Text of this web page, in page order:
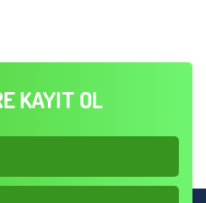
KAYIT OL